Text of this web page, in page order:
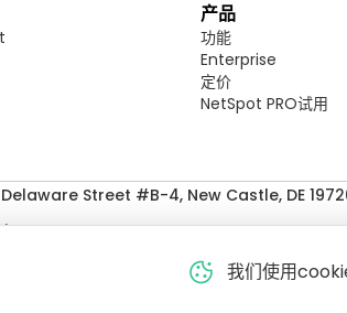
产品
功能
Enterprise
定价
NetSpot PRO试用
Delaware Street #B-4, New Castle, DE
我们使用